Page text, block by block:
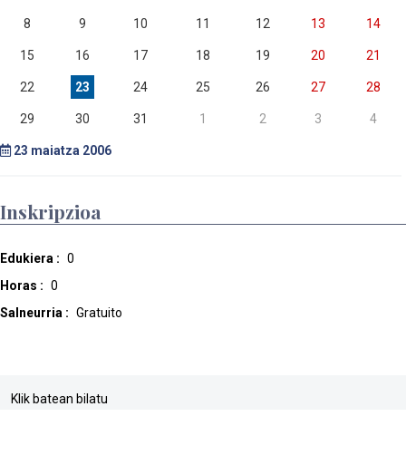
8 9 10 11 12 13 14
15 16 17 18 19 20 21
22 23 24 25 26 27 28
29 30 31 1 2 3 4
23 maiatza 2006
Inskripzioa
Edukiera : 0
Horas : 0
Salneurria : Gratuito
Klik batean bilatu